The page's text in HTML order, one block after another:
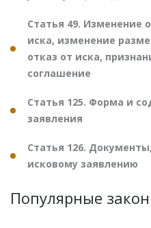
Статья 49. Изменение
иска, изменение
отказ от иска,
соглашение
Статья 125. Форма и
заявления
Статья 126.
исковому заявлению
Популярные